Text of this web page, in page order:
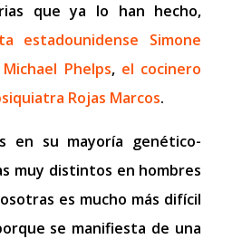
que ya lo han hecho,
estadounidense Simone
Phelps, el cocinero
Rojas Marcos.
en su mayoría genético-
muy distintos en hombres
es mucho más difícil
se manifiesta de una